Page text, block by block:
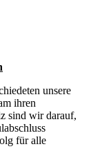
unsere
ihren
sind wir darauf,
für alle